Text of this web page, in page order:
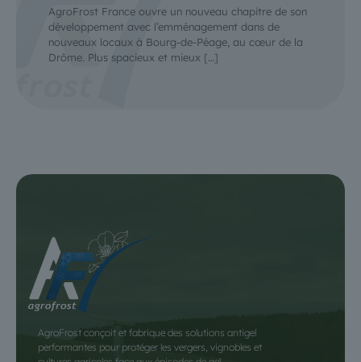
AgroFrost France ouvre un nouveau chapitre de son
développement avec l’emménagement dans de
nouveaux locaux à Bourg-de-Péage, au cœur de la
Drôme. Plus spacieux et mieux […]
AgroFrost conçoit et fabrique des solutions antigel
performantes pour protéger les vergers, vignobles et